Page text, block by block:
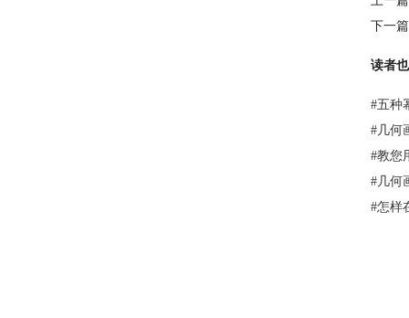
下一
读者
#五种
#几何
#教您
#几何
#怎样